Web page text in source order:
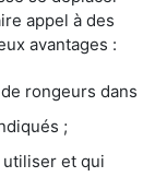
appel à des
avantages :
rongeurs dans
;
et qui